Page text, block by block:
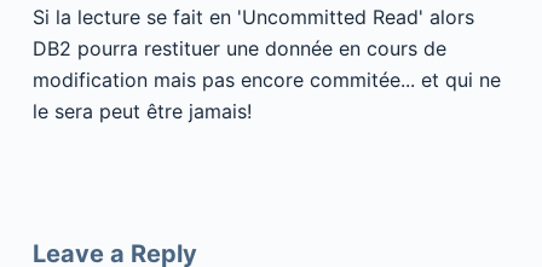
Si la lecture se fait en 'Uncommitted Read' alors
DB2 pourra restituer une donnée en cours de
modification mais pas encore commitée... et qui ne
le sera peut être jamais!
Leave a Reply